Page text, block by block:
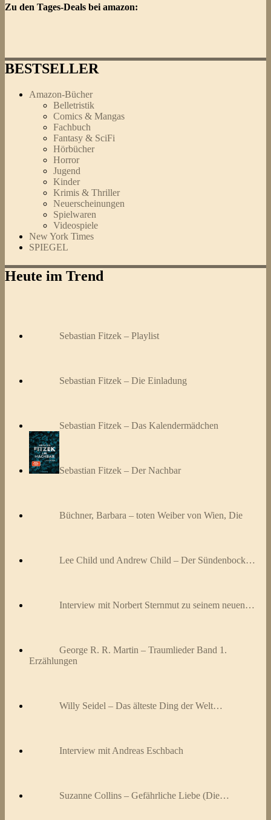
Zu den Tages-Deals bei amazon:
BESTSELLER
Amazon-Bücher
Belletristik
Comics & Mangas
Fachbuch
Fantasy & SciFi
Hörbücher
Horror
Jugend
Kinder
Krimis & Thriller
Neuerscheinungen
Spielwaren
Videospiele
New York Times
SPIEGEL
Heute im Trend
Sebastian Fitzek – Playlist
Sebastian Fitzek – Die Einladung
Sebastian Fitzek – Das Kalendermädchen
Sebastian Fitzek – Der Nachbar
Büchner, Barbara – toten Weiber von Wien, Die
Lee Child und Andrew Child – Der Sündenbock…
Interview mit Norbert Sternmut zu seinem neuen…
George R. R. Martin – Traumlieder Band 1.
Erzählungen
Willy Seidel – Das älteste Ding der Welt…
Interview mit Andreas Eschbach
Suzanne Collins – Gefährliche Liebe (Die…